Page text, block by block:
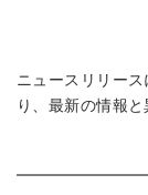
ニュースリリー
り、最新の情報